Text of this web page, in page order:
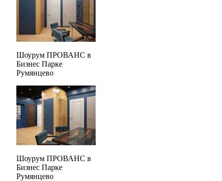
Шоурум ПРОВАНС в
Бизнес Парке
Румянцево
Шоурум ПРОВАНС в
Бизнес Парке
Румянцево